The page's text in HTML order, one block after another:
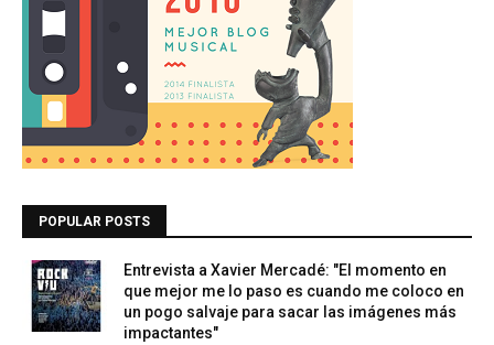
POPULAR POSTS
Entrevista a Xavier Mercadé: "El momento en
que mejor me lo paso es cuando me coloco en
un pogo salvaje para sacar las imágenes más
impactantes"